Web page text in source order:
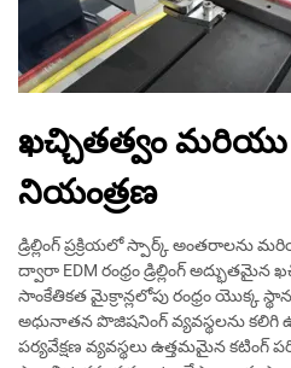
ఖచ్చితత్వం
నియంత్రణ
డ్రిల్లింగ్ ప్రక్రియలో స్పార్క్ అంతరాలను
ద్వారా EDM రంధ్రం డ్రిల్లింగ్
సాంకేతికత మైక్రాన్లలోపు రంధ్రం యొక్క
అధునాతన పొజిషనింగ్ వ్యవస్థలను
పర్యవేక్షణ వ్యవస్థలు ఉత్తమమైన కటింగ్